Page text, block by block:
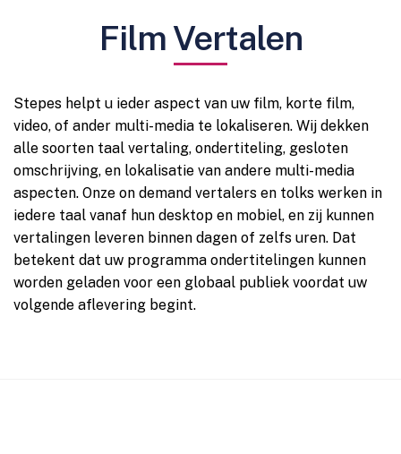
Film Vertalen
Stepes helpt u ieder aspect van uw film, korte film,
video, of ander multi-media te lokaliseren. Wij dekken
alle soorten taal vertaling, ondertiteling, gesloten
omschrijving, en lokalisatie van andere multi-media
aspecten. Onze on demand vertalers en tolks werken in
iedere taal vanaf hun desktop en mobiel, en zij kunnen
vertalingen leveren binnen dagen of zelfs uren. Dat
betekent dat uw programma ondertitelingen kunnen
worden geladen voor een globaal publiek voordat uw
volgende aflevering begint.